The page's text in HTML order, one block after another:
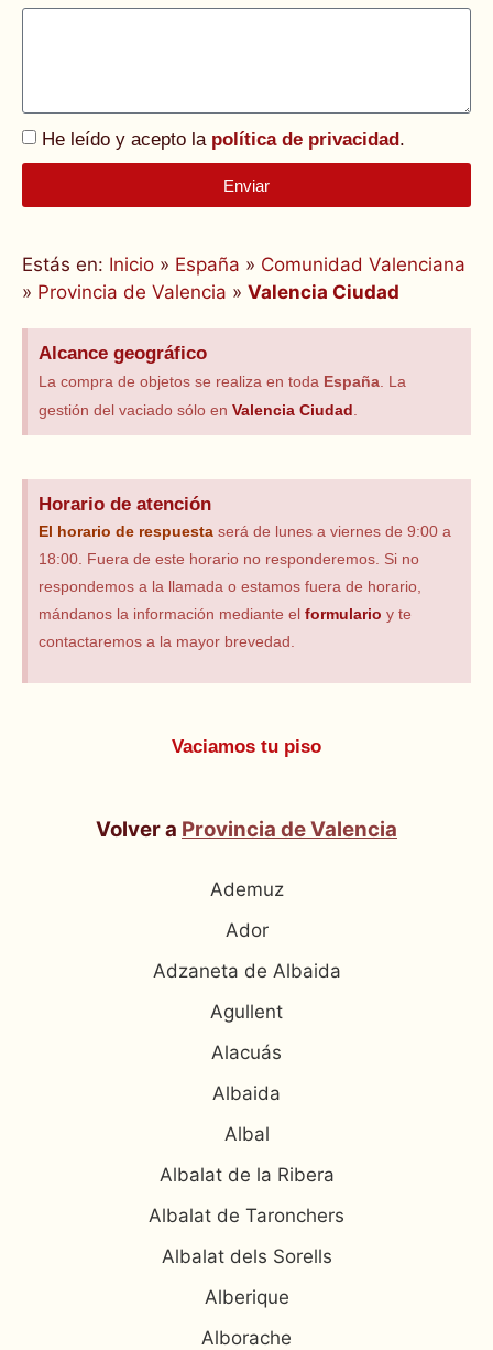
He leído y acepto la política de privacidad.
Enviar
Estás en: Inicio » España » Comunidad Valenciana
» Provincia de Valencia » Valencia Ciudad
Alcance geográfico
La compra de objetos se realiza en toda España . La
gestión del vaciado sólo en Valencia Ciudad
Horario de atención
El horario de respuesta será de lunes a viernes de 9:00 a
18:00. Fuera de este horario no responderemos. Si no
respondemos a la llamada o estamos fuera de horario,
mándanos la información mediante el formulario y te
contactaremos a la mayor brevedad.
Vaciamos tu piso
Volver a Provincia de Valencia
Ademuz
Ador
Adzaneta de Albaida
Agullent
Alacuás
Albaida
Albal
Albalat de la Ribera
Albalat de Taronchers
Albalat dels Sorells
Alberique
Alborache